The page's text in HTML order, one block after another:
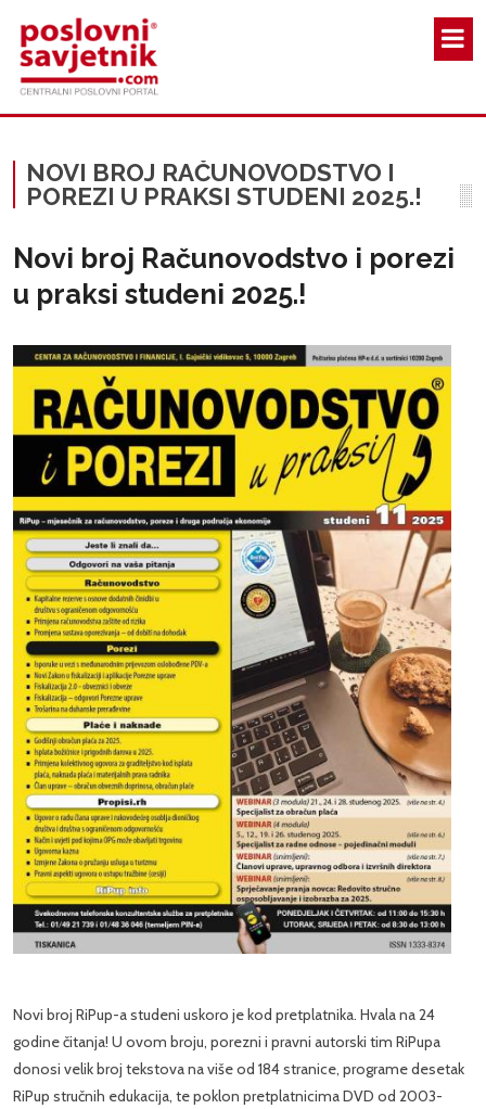
NOVI BROJ RAČUNOVODSTVO I
POREZI U PRAKSI STUDENI 2025.!
Novi broj Računovodstvo i porezi
u praksi studeni 2025.!
Novi broj RiPup-a studeni uskoro je kod pretplatnika. Hvala na 24
godine čitanja! U ovom broju, porezni i pravni autorski tim RiPupa
donosi velik broj tekstova na više od 184 stranice, programe desetak
RiPup stručnih edukacija, te poklon pretplatnicima DVD od 2003-